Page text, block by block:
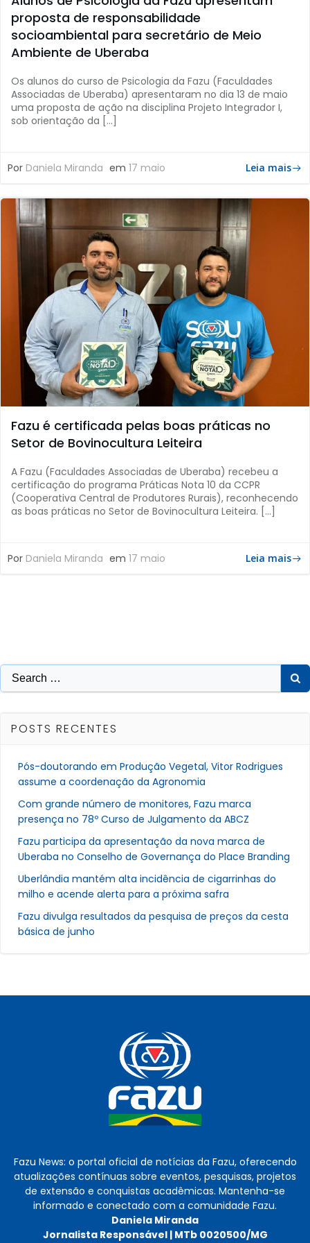
proposta de responsabilidade
socioambiental para secretário de Meio
Ambiente de Uberaba
Os alunos do curso de Psicologia da Fazu (Faculdades
Associadas de Uberaba) apresentaram no dia 13 de maio
uma proposta de ação na disciplina Projeto Integrador I,
sob orientação da […]
Por Daniela Miranda em 17 maio Leia mais
Fazu é certificada pelas boas práticas no
Setor de Bovinocultura Leiteira
A Fazu (Faculdades Associadas de Uberaba) recebeu a
certificação do programa Práticas Nota 10 da CCPR
(Cooperativa Central de Produtores Rurais), reconhecendo
as boas práticas no Setor de Bovinocultura Leiteira. […]
Por Daniela Miranda em 17 maio Leia mais
Search
for:
POSTS RECENTES
Pós-doutorando em Produção Vegetal, Vitor Rodrigues
assume a coordenação da Agronomia
Com grande número de monitores, Fazu marca
presença no 78º Curso de Julgamento da ABCZ
Fazu participa da apresentação da nova marca de
Uberaba no Conselho de Governança do Place Branding
Uberlândia mantém alta incidência de cigarrinhas do
milho e acende alerta para a próxima safra
Fazu divulga resultados da pesquisa de preços da cesta
básica de junho
Fazu News: o portal oficial de notícias da Fazu, oferecendo
atualizações contínuas sobre eventos, pesquisas, projetos
de extensão e conquistas acadêmicas. Mantenha-se
informado e conectado com a comunidade Fazu.
Daniela Miranda
Jornalista Responsável | MTb 0020500/MG